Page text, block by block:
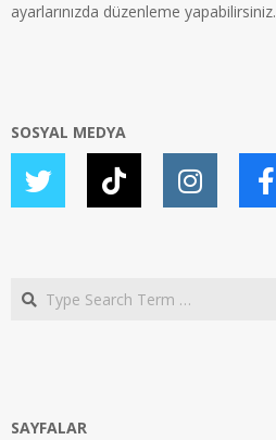
ayarlarınızda düzenleme yapabilirsiniz.
SOSYAL MEDYA
Search
SAYFALAR